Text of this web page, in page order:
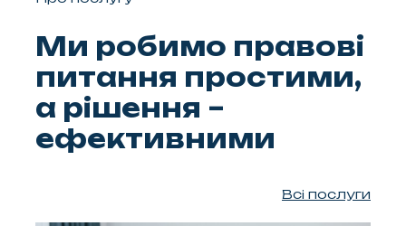
Ми робимо правові
питання простими,
а рішення –
ефективними
Всі послуги